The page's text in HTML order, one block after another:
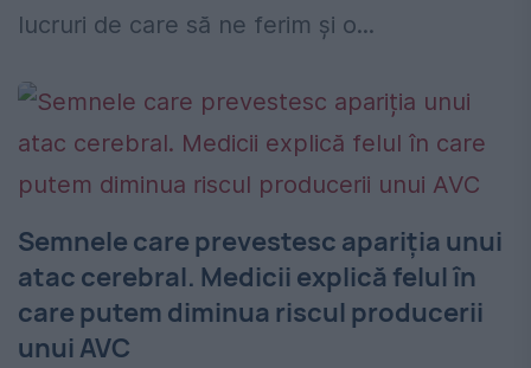
lucruri de care să ne ferim și o...
Semnele care prevestesc apariția unui
atac cerebral. Medicii explică felul în
care putem diminua riscul producerii
unui AVC